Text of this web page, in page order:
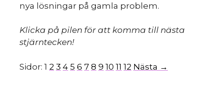
nya lösningar på gamla problem.
Klicka på pilen för att komma till nästa
stjärntecken!
Sidor: 1 2 3 4 5 6 7 8 9 10 11 12 Nästa →